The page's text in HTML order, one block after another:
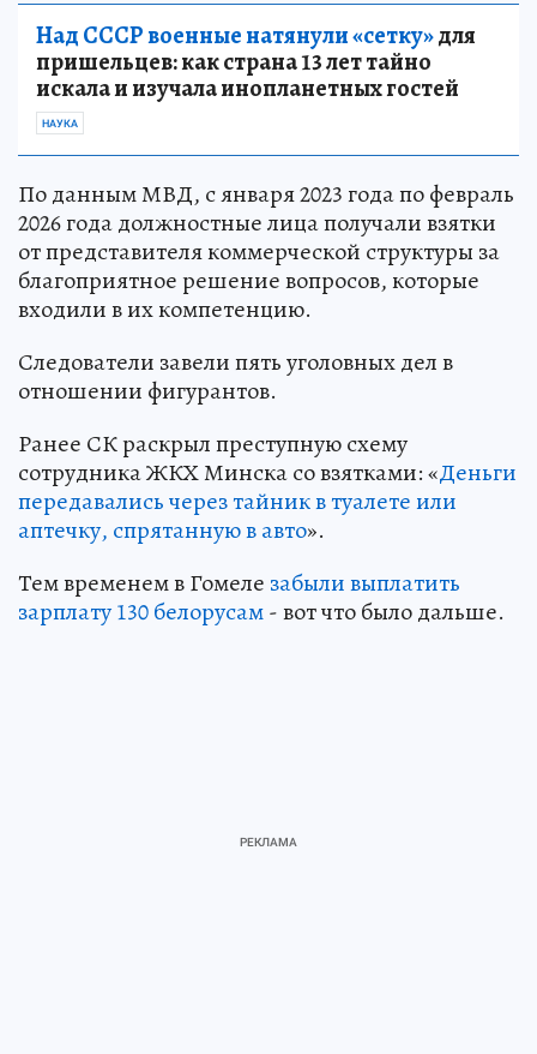
Над СССР военные натянули «сетку»для
пришельцев: как страна 13 лет тайно
искала и изучала инопланетных гостей
НАУКА
По данным МВД, с января 2023 года по февраль
2026 года должностные лица получали взятки
от представителя коммерческой структуры за
благоприятное решение вопросов, которые
входили в их компетенцию.
Следователи завели пять уголовных дел в
отношении фигурантов.
Ранее СК раскрыл преступную схему
сотрудника ЖКХ Минска со взятками: «Деньги
передавались через тайник в туалете или
аптечку, спрятанную в авто».
Тем временем в Гомеле забыли выплатить
зарплату 130 белорусам- вот что было дальше.